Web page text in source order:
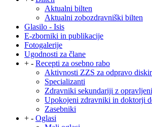
Aktualni bilten
Aktualni zobozdravniški bilten
Glasilo - Isis
E-zborniki in publikacije
Fotogalerije
Ugodnosti za člane
+ - Recepti za osebno rabo
Aktivnosti ZZS za odpravo
Specializanti
Zdravniki sekundariji z
Upokojeni zdravniki in doktorji
Zasebniki
+ - Oglasi